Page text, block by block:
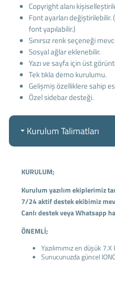
Copyright alanı
Font ayarları değiştirilebilir.
font yapılabilir.)
Sınırsız renk seçeneği
Sosyal ağlar eklenebilir.
Yazı ve sayfa için üst
Tek tıkla demo kurulumu.
Gelişmiş özelliklere sahip
Özel sidebar desteği.
Kurulum Talimatları
KURULUM;
Kurulum yazılım ekiplerimiz
7/24 aktif destek ekibimiz
Canlı destek veya Whatsapp
ÖNEMLİ;
Yazılımımız en düşük
Sunucunuzda güncel